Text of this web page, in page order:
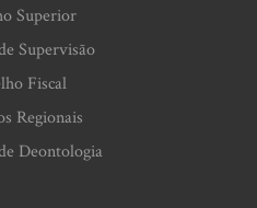
Superior
Supervisão
Fiscal
Regionais
Deontologia